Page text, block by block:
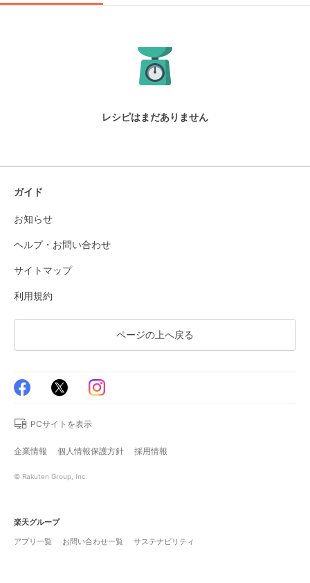
レシピはまだありません
ガイド
お知らせ
ヘルプ・お問い合わせ
サイトマップ
利用規約
ページの上へ戻る
PCサイトを表示
企業情報 個人情報保護方針 採用情報
© Rakuten Group, Inc.
楽天グループ
アプリ一覧
お問い合わせ一覧 サステナビリティ